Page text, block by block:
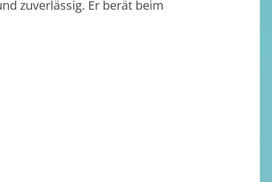
zuverlässig. Er berät beim